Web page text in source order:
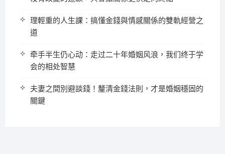
理輕重的人生課：搞懂金錢與情感關係的雙軌經營之
道
牵手半生仍心动：走过二十年婚姻风浪，我们终于学
会的相处智慧
夫妻之間別避談錢！釐清金錢法則，才是婚姻穩固的
關鍵